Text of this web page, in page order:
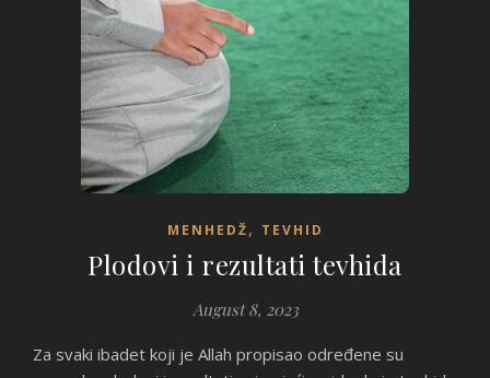
MENHEDŽ, TEVHID
Plodovi i rezultati tevhida
August 8, 2023
Za svaki ibadet koji je Allah propisao određene su